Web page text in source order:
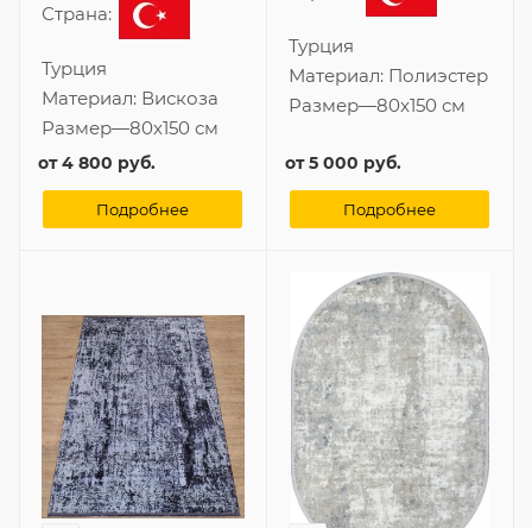
Страна:
Турция
Материал: Вискоза
Размер—80x150 см
от4 800 руб.
Подробнее
Турция
Материал: Полиэстер
Размер—80x150 см
от5 000 руб.
Подробнее